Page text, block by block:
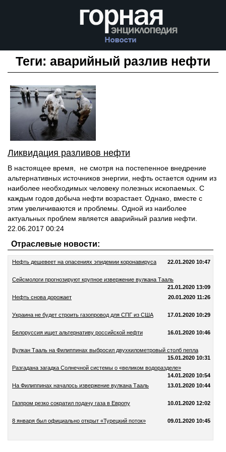
Теги: аварийный разлив нефти
Ликвидация разливов нефти
В настоящее время, не смотря на постепенное внедрение
альтернативных источников энергии, нефть остается одним из
наиболее необходимых человеку полезных ископаемых. С
каждым годов добыча нефти возрастает. Однако, вместе с
этим увеличиваются и проблемы. Одной из наиболее
актуальных проблем является аварийный разлив нефти.
22.06.2017 00:24
Отраслевые новости:
Нефть дешевеет на опасениях эпидемии коронавируса 22.01.2020 10:47
Сейсмологи прогнозируют крупное извержение вулкана Тааль
21.01.2020 13:09
Нефть снова дорожает
20.01.2020 11:26
Украина не будет строить газопровод для СПГ из США 17.01.2020 10:29
Белоруссия ищет альтернативу российской нефти 16.01.2020 10:46
Вулкан Тааль на Филиппинах выбросил двухкилометровый столб пепла
15.01.2020 10:31
Разгадана загадка Солнечной системы о «великом водоразделе»
14.01.2020 10:54
На Филиппинах началось извержение вулкана Тааль
13.01.2020 10:44
Газпром резко сократил подачу газа в Европу 10.01.2020 12:02
8 января был официально открыт «Турецкий поток» 09.01.2020 10:45